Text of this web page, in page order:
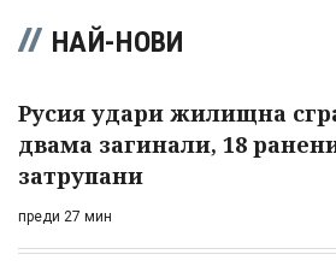
НАЙ-НОВИ
Русия удари жилищна
двама загинали, 18
затрупани
преди 27 мин